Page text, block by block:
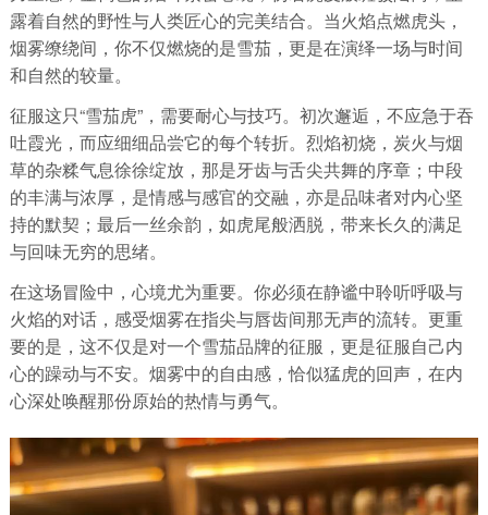
露着自然的野性与人类匠心的完美结合。当火焰点燃虎头，
烟雾缭绕间，你不仅燃烧的是雪茄，更是在演绎一场与时间
和自然的较量。
征服这只“雪茄虎”，需要耐心与技巧。初次邂逅，不应急于吞
吐霞光，而应细细品尝它的每个转折。烈焰初烧，炭火与烟
草的杂糅气息徐徐绽放，那是牙齿与舌尖共舞的序章；中段
的丰满与浓厚，是情感与感官的交融，亦是品味者对内心坚
持的默契；最后一丝余韵，如虎尾般洒脱，带来长久的满足
与回味无穷的思绪。
在这场冒险中，心境尤为重要。你必须在静谧中聆听呼吸与
火焰的对话，感受烟雾在指尖与唇齿间那无声的流转。更重
要的是，这不仅是对一个雪茄品牌的征服，更是征服自己内
心的躁动与不安。烟雾中的自由感，恰似猛虎的回声，在内
心深处唤醒那份原始的热情与勇气。